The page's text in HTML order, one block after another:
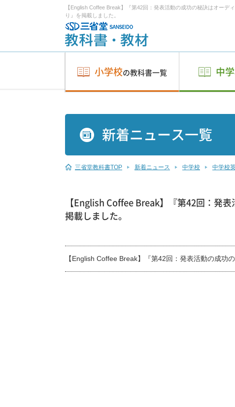
【English Coffee Break】『第42回：発表活動の成功の秘訣はオーデ
り』を掲載しました。
小学校の教科書一覧 中
新着ニュース一覧
三省堂教科書TOP 新着ニュース 中学校 中学校
【English Coffee Break】『第42回：発
掲載しました。
【English Coffee Break】『第42回：発表活動の成功